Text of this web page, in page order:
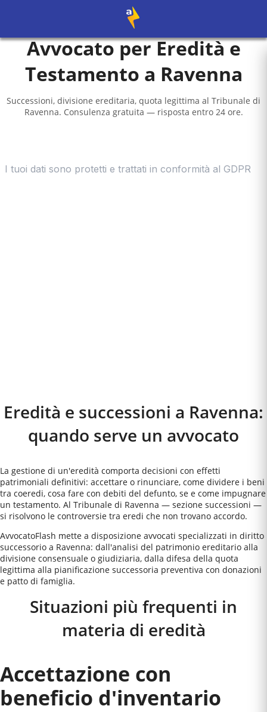
Avvocato per Eredità e
Testamento a Ravenna
Successioni, divisione ereditaria, quota legittima al Tribunale di
Ravenna. Consulenza gratuita — risposta entro 24 ore.
Eredità e successioni a Ravenna:
quando serve un avvocato
La gestione di un'eredità comporta decisioni con effetti
patrimoniali definitivi: accettare o rinunciare, come dividere i beni
tra coeredi, cosa fare con debiti del defunto, se e come impugnare
un testamento. Al Tribunale di Ravenna — sezione successioni —
si risolvono le controversie tra eredi che non trovano accordo.
AvvocatoFlash mette a disposizione avvocati specializzati in diritto
successorio a Ravenna: dall'analisi del patrimonio ereditario alla
divisione consensuale o giudiziaria, dalla difesa della quota
legittima alla pianificazione successoria preventiva con donazioni
e patto di famiglia.
Situazioni più frequenti in
materia di eredità
Accettazione con
beneficio d'inventario